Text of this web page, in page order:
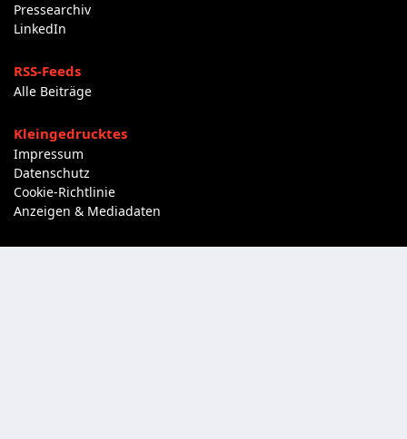
Pressearchiv
LinkedIn
RSS-Feeds
Alle Beiträge
Kleingedrucktes
Impressum
Datenschutz
Cookie-Richtlinie
Anzeigen & Mediadaten